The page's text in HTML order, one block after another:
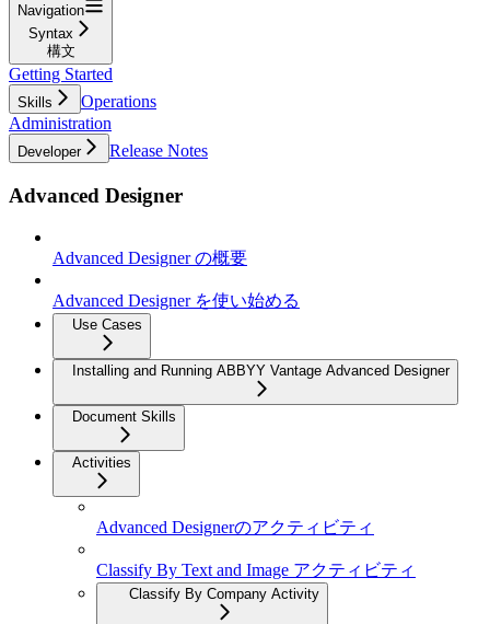
Navigation
Syntax
構文
Getting Started
Skills
Operations
Administration
Developer Release Notes
Advanced Designer
Advanced Designer の概要
Advanced Designer を使い始める
Use Cases
Installing and Running ABBYY Vantage Advanced Designer
Document Skills
Activities
Advanced Designerのアクティビティ
Classify By Text and Image アクティビティ
Classify By Company Activity